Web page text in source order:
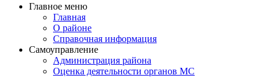
Главное меню
Главная
О районе
Справочная информация
Самоуправление
Администрация района
Оценка деятельности органов МС